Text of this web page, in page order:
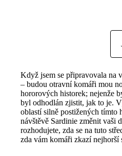
Když jsem se připravovala na
– budou otravní komáři mou
hororových historek; nejenže
byl odhodlán zjistit, jak to je.
oblastí silně postižených tímto
návštěvě Sardinie změnit vaši
rozhodujete, zda se na tuto
zda vám komáři zkazí nejhorší